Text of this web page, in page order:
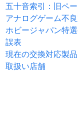
五十音索引：旧ペ
アナログゲーム不
ホビージャパン特
誤表
現在の交換対応製品
取扱い店舗